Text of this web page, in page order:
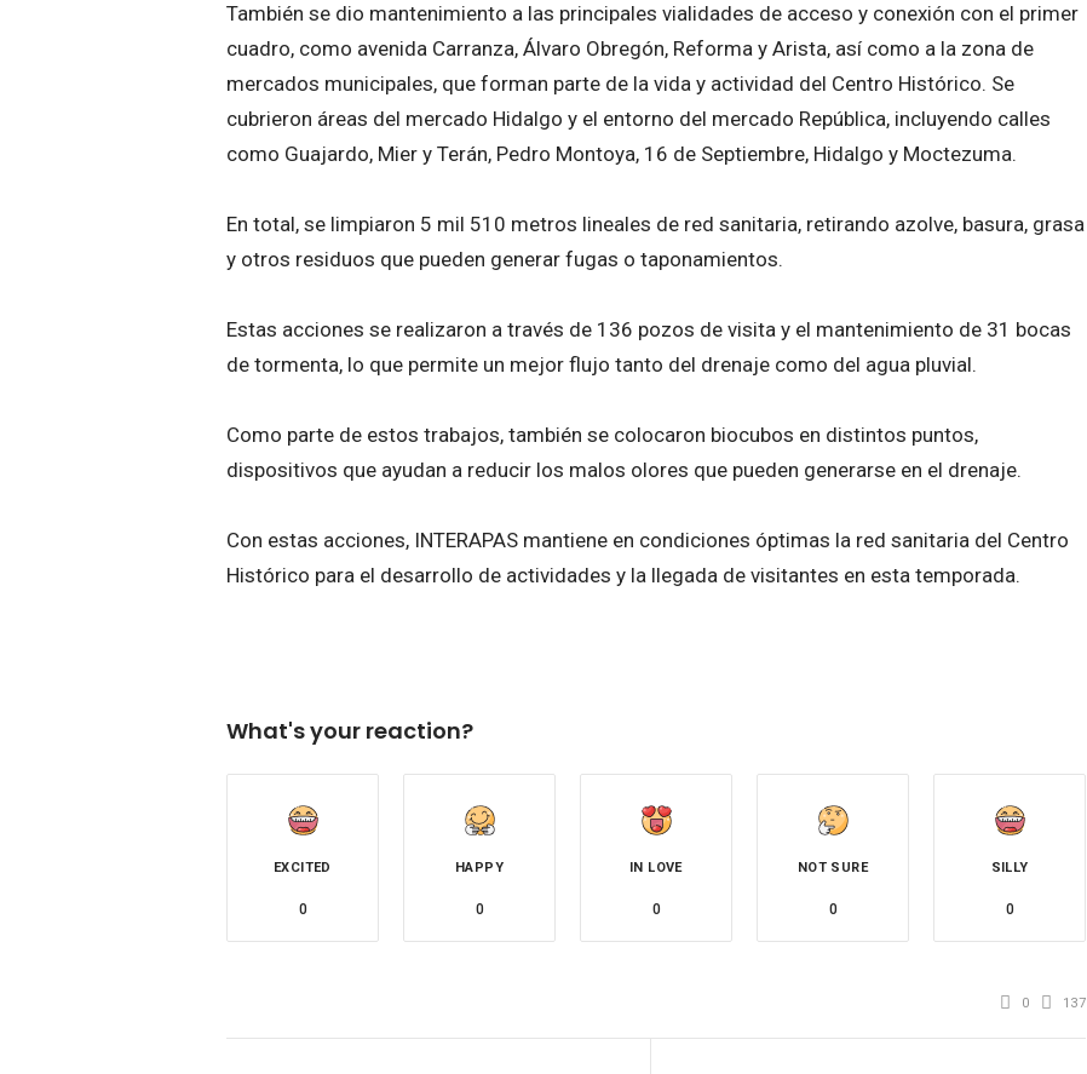
También se dio mantenimiento a las principales vialidades de acceso y conexión con el primer
cuadro, como avenida Carranza, Álvaro Obregón, Reforma y Arista, así como a la zona de
mercados municipales, que forman parte de la vida y actividad del Centro Histórico. Se
cubrieron áreas del mercado Hidalgo y el entorno del mercado República, incluyendo calles
como Guajardo, Mier y Terán, Pedro Montoya, 16 de Septiembre, Hidalgo y Moctezuma.
En total, se limpiaron 5 mil 510 metros lineales de red sanitaria, retirando azolve, basura, grasa
y otros residuos que pueden generar fugas o taponamientos.
Estas acciones se realizaron a través de 136 pozos de visita y el mantenimiento de 31 bocas
de tormenta, lo que permite un mejor flujo tanto del drenaje como del agua pluvial.
Como parte de estos trabajos, también se colocaron biocubos en distintos puntos,
dispositivos que ayudan a reducir los malos olores que pueden generarse en el drenaje.
Con estas acciones, INTERAPAS mantiene en condiciones óptimas la red sanitaria del Centro
Histórico para el desarrollo de actividades y la llegada de visitantes en esta temporada.
What's your reaction?
EXCITED
0
HAPPY
0
IN LOVE
0
NOT SURE
0
SILLY
0
0 137